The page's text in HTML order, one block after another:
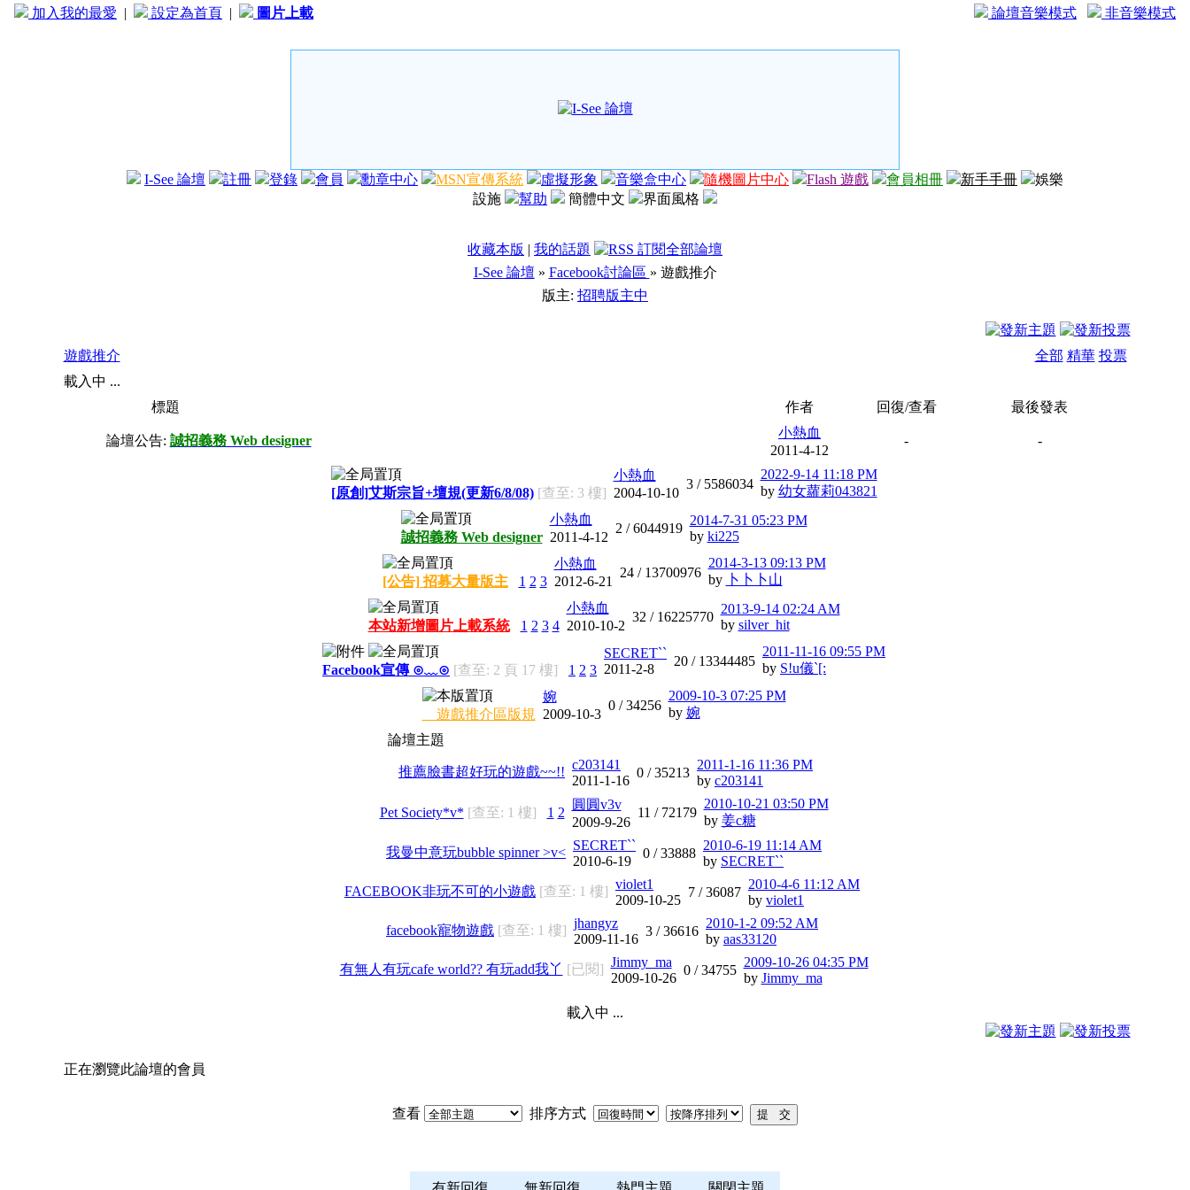
加入我的最愛 | 設定為首頁 | 圖片上載 論壇音樂模式 非音樂模式
I-See 論壇 註冊 登錄 會員 勳章中心 MSN宣傳系統 虛擬形象 音樂盒中心 隨機圖片中心 Flash 遊戲 會員相冊 新手手冊
娛樂
設施
幫助 簡體中文 界面風格
收藏本版 | 我的話題
I-See 論壇 » Facebook討論區 » 遊戲推介
版主: 招聘版主中
遊戲推介 全部 精華 投票
載入中 ...
標題
作者 回復/查看 最後發表
論壇公告: 誠招義務 Web designer
小熱血
2011-4-12
- -
[原創]艾斯宗旨+壇規(更新6/8/08) [查至: 3 樓]
小熱血
2004-10-10
3 / 5586034
2022-9-14 11:18 PM
by 幼女蘿莉043821
誠招義務 Web designer
小熱血
2011-4-12
2 /6044919
2014-7-31 05:23 PM
by ki225
[公告] 招募大量版主 1 2 3
小熱血
2012-6-21
24 / 13700976
2014-3-13 09:13 PM
by
卜卜卜山
本站新增圖片上載系統 1 2 3 4
小熱血
2010-10-2
32 / 16225770
2013-9-14 02:24 AM
by silver_hit
Facebook宣傳 ⊙﹏⊙ [查至: 2 頁 17 樓] 1 2 3
SECRET``
2011-2-8
20 / 13344485
2011-11-16 09:55 PM
by S!u儀`[:
遊戲推介區版規
婉
2009-10-3
0 /34256
2009-10-3 07:25 PM
by 婉
論壇主題
推薦臉書超好玩的遊戲~~!! c203141
2011-1-16
0 /35213
2011-1-16 11:36 PM
by c203141
Pet Society*v* [查至: 1 樓] 1 2
圓圓v3v
2009-9-26
11 / 72179
2010-10-21 03:50 PM
by 姜c糖
我曼中意玩bubble spinner >v< SECRET``
2010-6-19
0 /33888
2010-6-19 11:14 AM
by SECRET``
FACEBOOK非玩不可的小遊戲 [查至: 1 樓] violet1
2009-10-25
7 /36087
2010-4-6 11:12 AM
by violet1
facebook寵物遊戲 [查至: 1 樓] jhangyz
2009-11-16
3 /36616
2010-1-2 09:52 AM
by aas33120
有無人有玩cafe world?? 有玩add我丫 [已閱] Jimmy_ma
2009-10-26
0 /34755
2009-10-26 04:35 PM
by Jimmy_ma
載入中 ...
正在瀏覽此論壇的會員
查看 排序方式